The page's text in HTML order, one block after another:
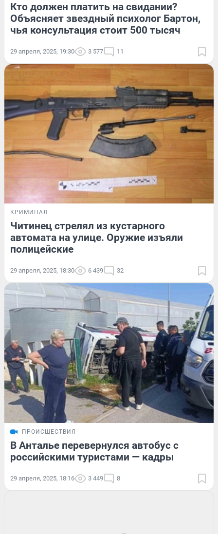
Кто должен платить на свидании?
Объясняет звездный психолог Бартон,
чья консультация стоит 500 тысяч
29 апреля, 2025, 19:30 3 577 11
КРИМИНАЛ
Читинец стрелял из кустарного
автомата на улице. Оружие изъяли
полицейские
29 апреля, 2025, 18:30 6 439 32
ПРОИСШЕСТВИЯ
В Анталье перевернулся автобус с
российскими туристами — кадры
29 апреля, 2025, 18:16 3 449 8